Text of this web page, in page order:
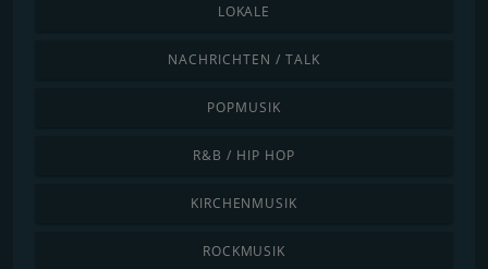
LOKALE
NACHRICHTEN / TALK
POPMUSIK
R&B / HIP HOP
KIRCHENMUSIK
ROCKMUSIK